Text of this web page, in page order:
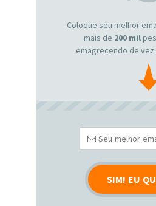
Coloque seu melhor
mais de 200 mil
emagrecendo de